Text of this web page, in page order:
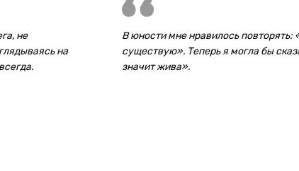
не
на
В юности мне нравилось
существую». Теперь я могла бы
значит жива».